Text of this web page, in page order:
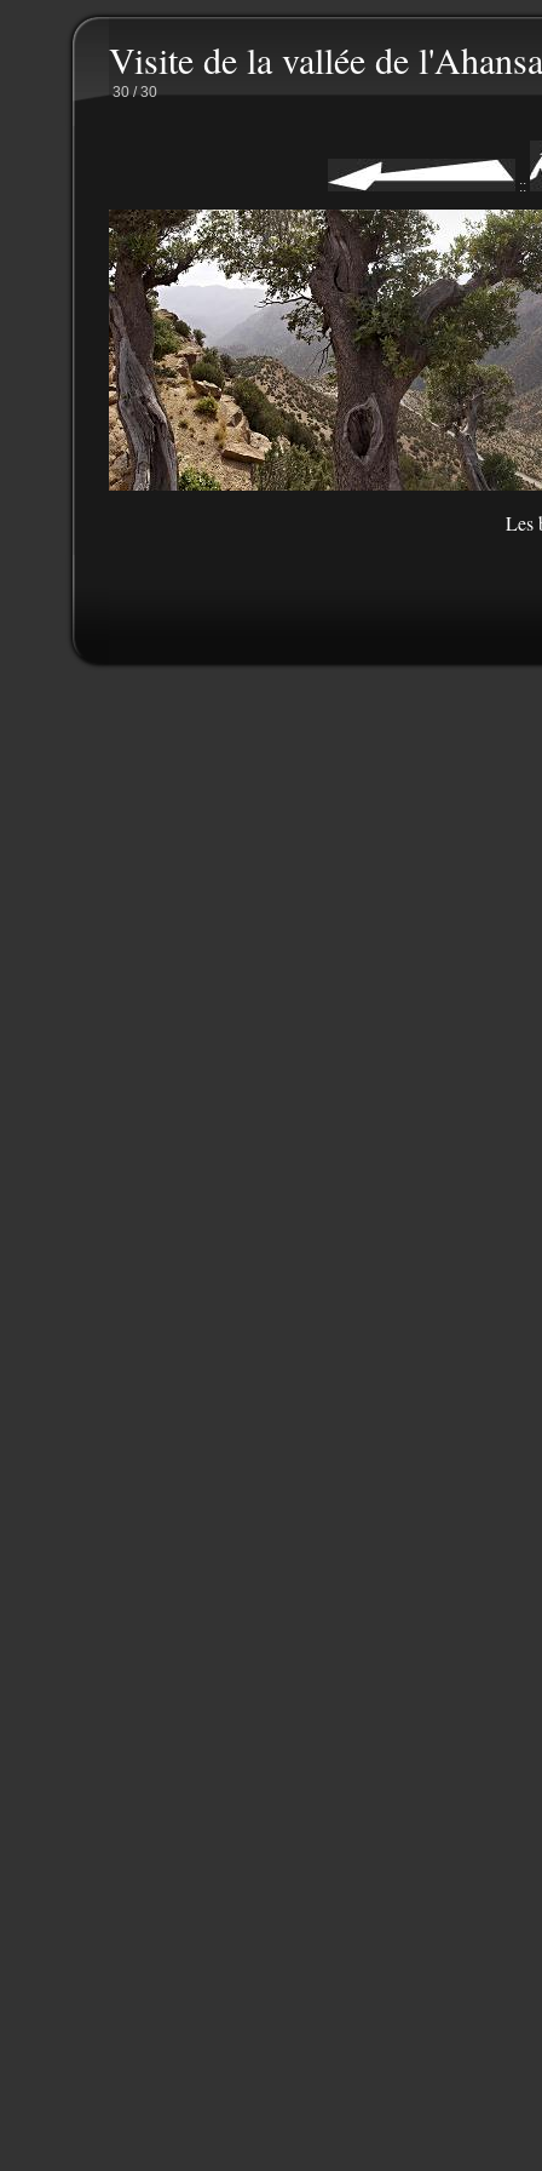
Visite de la vallée de
30 / 30
::
Les